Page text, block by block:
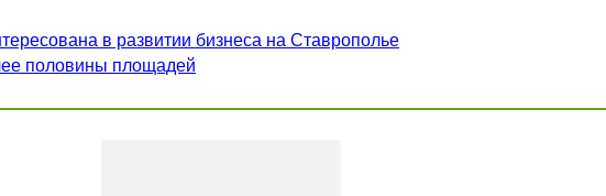
в развитии бизнеса на Ставрополье
половины площадей